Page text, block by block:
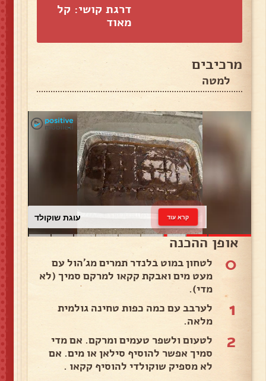
דרגת קושי: קל
מאוד
מרכיבים
למטה
עוגת שוקולד קרא עוד
אופן ההכנה
0
לטחון במוט בלנדר תמרים מג'הול עם
מעט מים ואבקת קקאו למרקם סמיך (לא
מדי).
1
לערבב עם כמה כפות טחינה גולמית
מלאה.
2
לטעום ולשפר טעמים ומרקם. אם מדי
סמיך אפשר להוסיף סילאן או מים. אם
לא מספיק שוקולדי להוסיף קקאו .